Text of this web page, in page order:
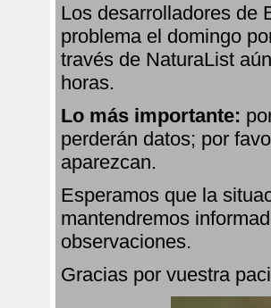
Los desarrolladores de
problema el domingo
través de NaturaList
horas.
Lo más importante:
perderán datos; por
aparezcan.
Esperamos que la
mantendremos
observaciones.
Gracias por vuestra